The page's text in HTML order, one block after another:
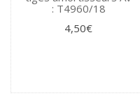
: T4960/18
4,50€